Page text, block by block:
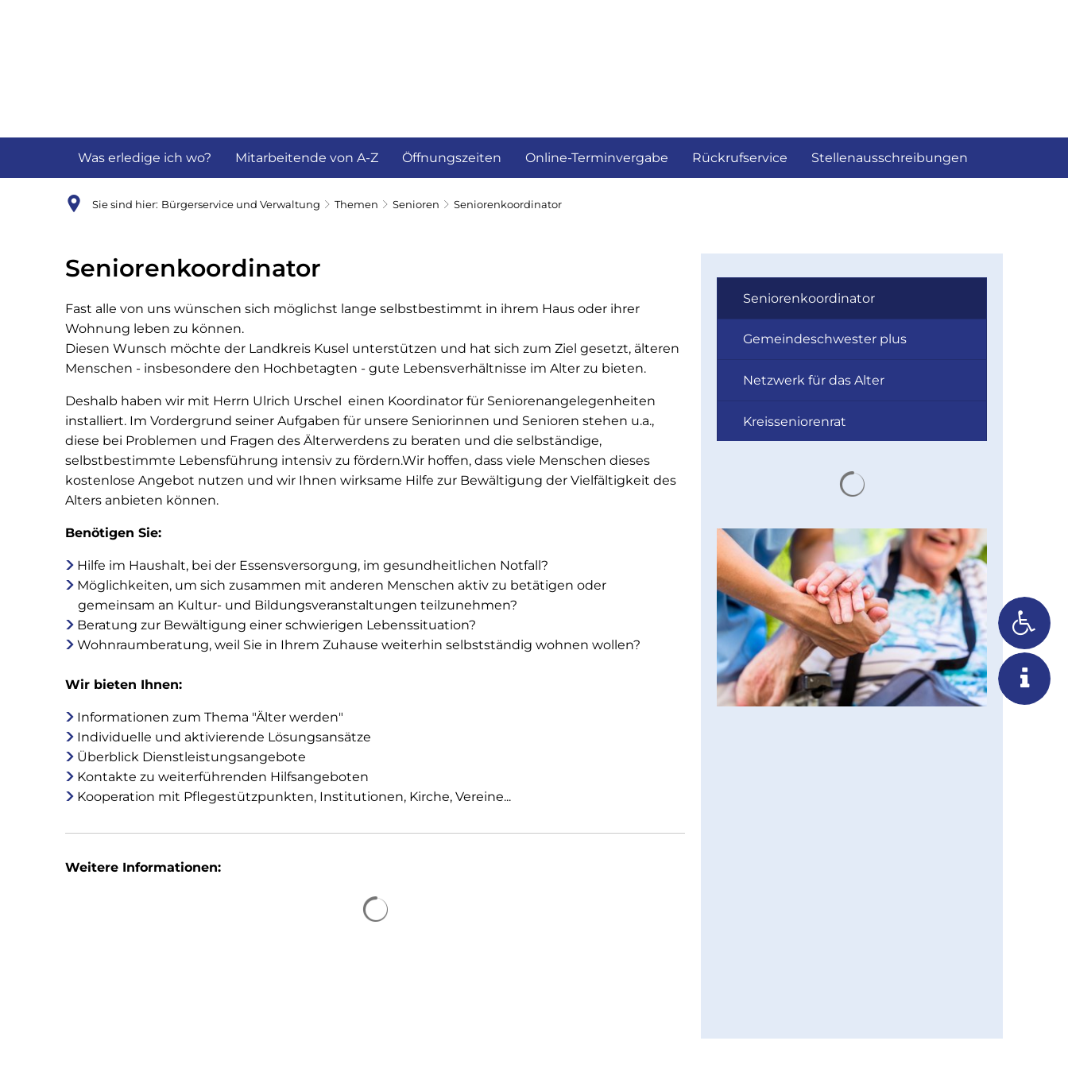
Was erledige ich wo? Mitarbeitende von A-Z Öffnungszeiten Online-Terminvergabe Rückrufservice Stellenausschreibungen
Sie sind hier: Bürgerservice und Verwaltung Themen Senioren Seniorenkoordinator
Seniorenkoordinator
Seniorenkoordinator
Fast alle von uns wünschen sich möglichst lange selbstbestimmt in ihrem Haus oder ihrer
Wohnung leben zu können.
Diesen Wunsch möchte der Landkreis Kusel unterstützen und hat sich zum Ziel gesetzt, älteren
Menschen - insbesondere den Hochbetagten - gute Lebensverhältnisse im Alter zu bieten.
Deshalb haben wir mit Herrn Ulrich Urschel einen Koordinator für Seniorenangelegenheiten
installiert. Im Vordergrund seiner Aufgaben für unsere Seniorinnen und Senioren stehen u.a.,
diese bei Problemen und Fragen des Älterwerdens zu beraten und die selbständige,
selbstbestimmte Lebensführung intensiv zu fördern.Wir hoffen, dass viele Menschen dieses
kostenlose Angebot nutzen und wir Ihnen wirksame Hilfe zur Bewältigung der Vielfältigkeit des
Alters anbieten können.
Benötigen Sie:
Hilfe im Haushalt, bei der Essensversorgung, im gesundheitlichen Notfall?
Möglichkeiten, um sich zusammen mit anderen Menschen aktiv zu betätigen oder
gemeinsam an Kultur- und Bildungsveranstaltungen teilzunehmen?
Beratung zur Bewältigung einer schwierigen Lebenssituation?
Wohnraumberatung, weil Sie in Ihrem Zuhause weiterhin selbstständig wohnen wollen?
Wir bieten Ihnen:
Informationen zum Thema "Älter werden"
Individuelle und aktivierende Lösungsansätze
Überblick Dienstleistungsangebote
Kontakte zu weiterführenden Hilfsangeboten
Kooperation mit Pflegestützpunkten, Institutionen, Kirche, Vereine...
Weitere Informationen:
Seniorenkoordinator
Gemeindeschwester plus
Netzwerk für das Alter
Kreisseniorenrat